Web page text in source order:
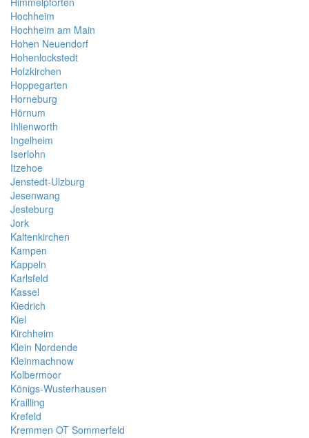
Hochheim
Hochheim am Main
Hohen Neuendorf
Hohenlockstedt
Holzkirchen
Hoppegarten
Horneburg
Hörnum
Ihlienworth
Ingelheim
Iserlohn
Itzehoe
Jenstedt-Ulzburg
Jesenwang
Jesteburg
Jork
Kaltenkirchen
Kampen
Kappeln
Karlsfeld
Kassel
Kiedrich
Kiel
Kirchheim
Klein Nordende
Kleinmachnow
Kolbermoor
Königs-Wusterhausen
Krailling
Krefeld
Kremmen OT Sommerfeld